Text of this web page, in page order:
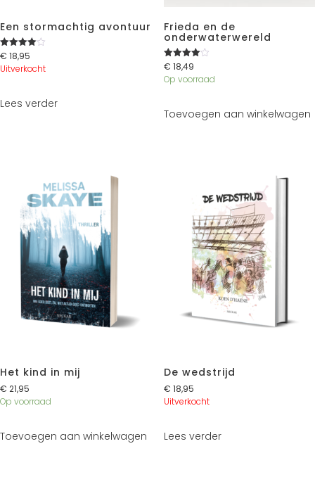
Een stormachtig avontuur
Gewaarde
4.00
€ 18,95
Uitverkocht
Lees verder
Frieda en de
onderwaterwereld
Gewaarde
4.00
€ 18,49
Op voorraad
Toevoegen aan winkelwagen
Het kind in mij
€ 21,95
Op voorraad
Toevoegen aan winkelwagen
De wedstrijd
€ 18,95
Uitverkocht
Lees verder